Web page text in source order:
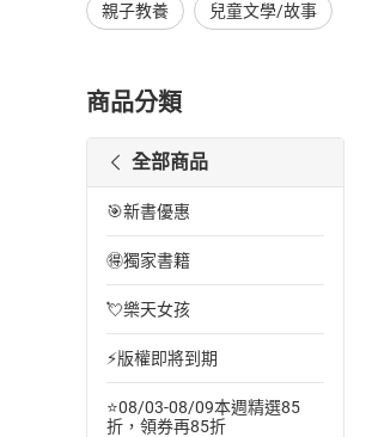
親子教養 兒童文學/故事
商品分類
全部商品
🎯新書優惠
🉐獨家書籍
💘樂天女孩
⚡版權即將到期
⭐08/03-08/09本週精選85
折，領券再85折